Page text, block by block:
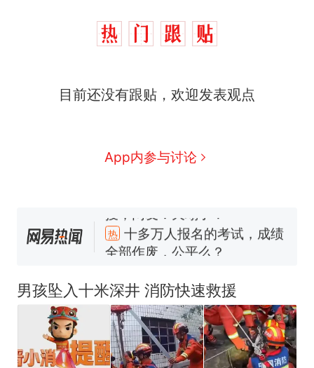
目前还没有跟贴，欢迎发表观点
App内参与讨论
热
十多万人报名的考试，成绩
全部作废，公平么？
交5060元才肯搬上楼！女子傻
眼了……
空调24小时开着反而更省电？
电力部门回应
视频丨只要一枚命中就能让航
母瘫痪 轰-6J实力有多强？
男孩坠入十米深井 消防快速救援